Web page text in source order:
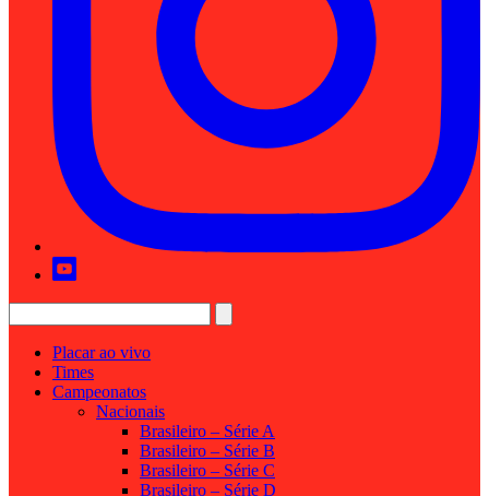
Placar ao vivo
Times
Campeonatos
Nacionais
Brasileiro – Série A
Brasileiro – Série B
Brasileiro – Série C
Brasileiro – Série D